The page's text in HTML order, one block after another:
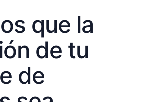
que la
de tu
de